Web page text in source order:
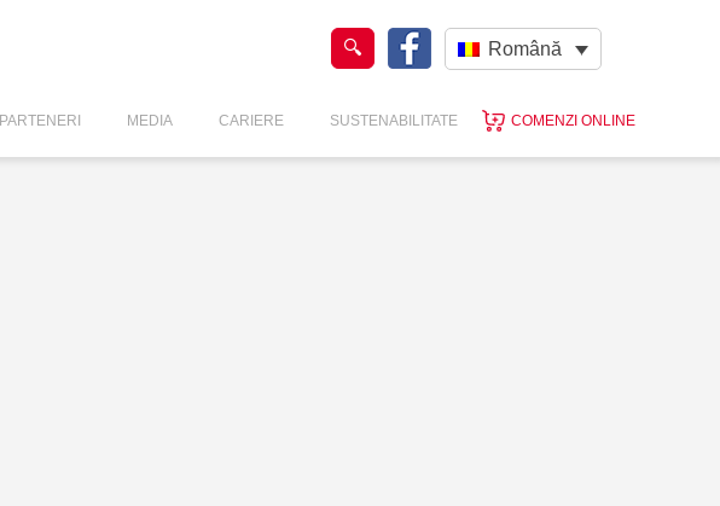
Română
PARTENERI MEDIA CARIERE SUSTENABILITATE COMENZI ONLINE